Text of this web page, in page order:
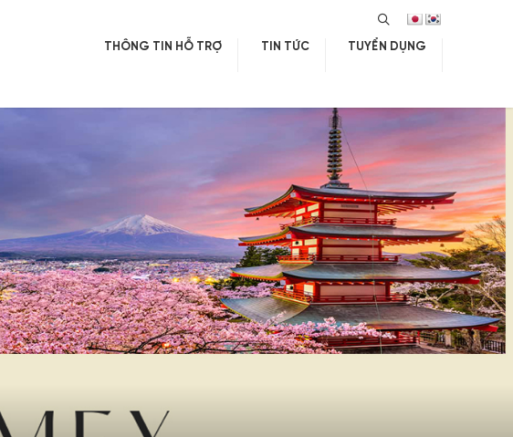
THÔNG TIN HỖ TRỢ TIN TỨC TUYỂN DỤNG
SEARCH